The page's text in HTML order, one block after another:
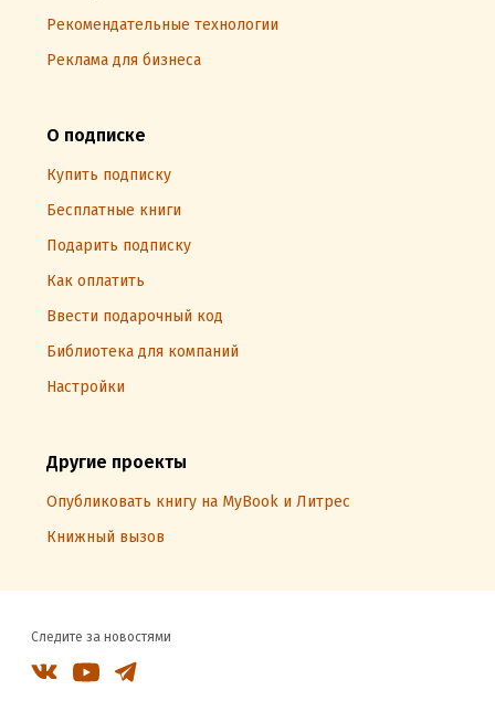
Рекомендательные технологии
Реклама для бизнеса
О подписке
Купить подписку
Бесплатные книги
Подарить подписку
Как оплатить
Ввести подарочный код
Библиотека для компаний
Настройки
Другие проекты
Опубликовать книгу на MyBook и Литрес
Книжный вызов
Следите за новостями